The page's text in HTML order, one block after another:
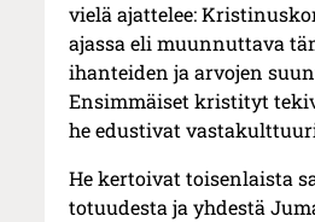
vielä ajattelee:
ajassa eli muunnuttava
ihanteiden ja arvojen
Ensimmäiset kristityt
he edustivat
He kertoivat toisenlaista
totuudesta ja yhdestä